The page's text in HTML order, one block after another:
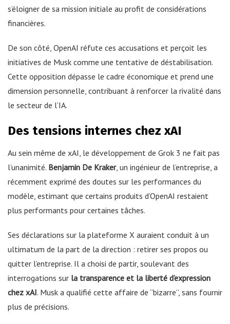
s’éloigner de sa mission initiale au profit de considérations
financières.
De son côté, OpenAI réfute ces accusations et perçoit les
initiatives de Musk comme une tentative de déstabilisation.
Cette opposition dépasse le cadre économique et prend une
dimension personnelle, contribuant à renforcer la rivalité dans
le secteur de l’IA.
Des tensions internes chez xAI
Au sein même de xAI, le développement de Grok 3 ne fait pas
l’unanimité. Benjamin De Kraker, un ingénieur de l’entreprise, a
récemment exprimé des doutes sur les performances du
modèle, estimant que certains produits d’OpenAI restaient
plus performants pour certaines tâches.
Ses déclarations sur la plateforme X auraient conduit à un
ultimatum de la part de la direction : retirer ses propos ou
quitter l’entreprise. Il a choisi de partir, soulevant des
interrogations sur la transparence et la liberté d’expression
chez xAI. Musk a qualifié cette affaire de “bizarre”, sans fournir
plus de précisions.